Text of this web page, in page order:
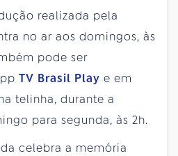
realizada pela
no ar aos domingos, às
pode ser
TV Brasil Play e em
telinha, durante a
para segunda, às 2h.
celebra a memória